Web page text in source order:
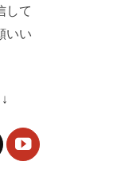
して
いい